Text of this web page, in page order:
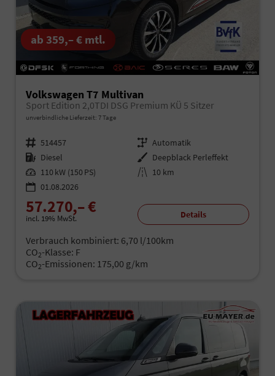
ab 359,– € mtl.
Volkswagen T7 Multivan
Sport Edition 2,0TDI DSG Premium KÜ 5 Sitzer
unverbindliche Lieferzeit: 7 Tage
Fahrzeugnr. 514457 Getriebe Automatik
Kraftstoff Diesel Außenfarbe Deepblack Perleffekt
Leistung 110 kW (150 PS) Kilometerstand 10 km
01.08.2026
57.270,– €
incl. 19% MwSt. Details
Verbrauch kombiniert: 6,70 l/100km
CO2-Klasse: F
CO2-Emissionen: 175,00 g/km